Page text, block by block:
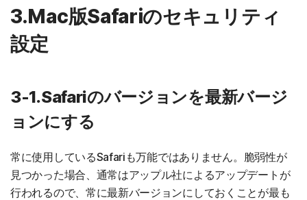
3.Mac版Safariのセキュリティ
設定
3-1.Safariのバージョンを最新バージ
ョンにする
常に使用しているSafariも万能ではありません。脆弱性が
見つかった場合、通常はアップル社によるアップデートが
行われるので、常に最新バージョンにしておくことが最も